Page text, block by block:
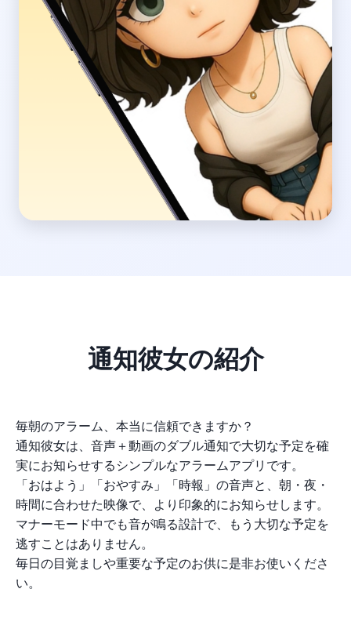
通知彼女の紹介
毎朝のアラーム、本当に信頼できますか？
通知彼女は、音声＋動画のダブル通知で大切な予定を確
実にお知らせするシンプルなアラームアプリです。
「おはよう」「おやすみ」「時報」の音声と、朝・夜・
時間に合わせた映像で、より印象的にお知らせします。
マナーモード中でも音が鳴る設計で、もう大切な予定を
逃すことはありません。
毎日の目覚ましや重要な予定のお供に是非お使いくださ
い。